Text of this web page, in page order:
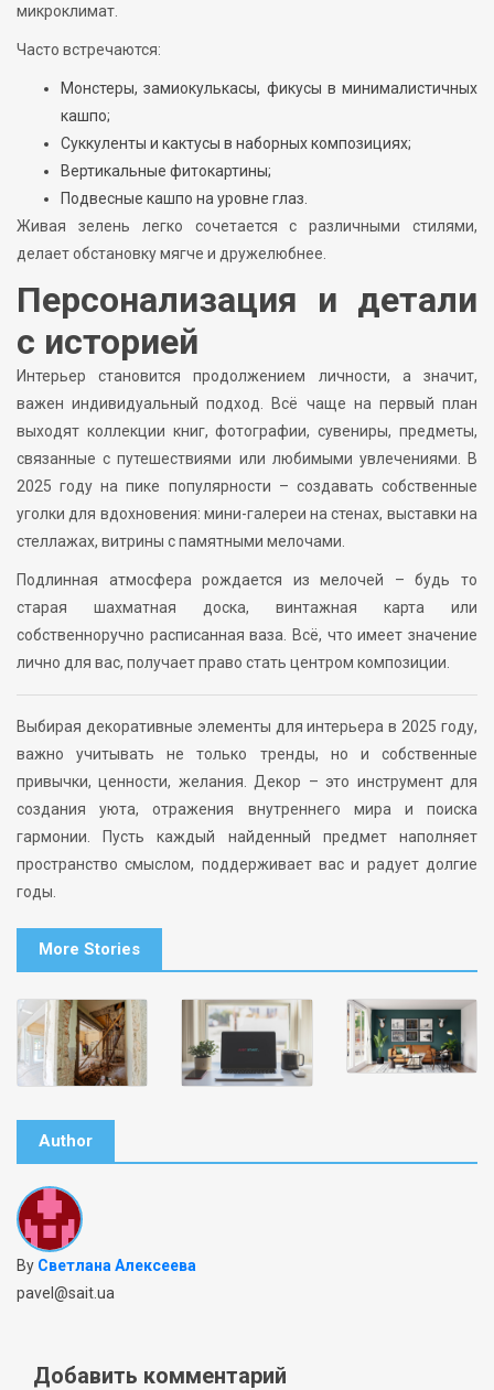
микроклимат.
Часто встречаются:
Монстеры, замиокулькасы, фикусы в минималистичных
кашпо;
Суккуленты и кактусы в наборных композициях;
Вертикальные фитокартины;
Подвесные кашпо на уровне глаз.
Живая зелень легко сочетается с различными стилями,
делает обстановку мягче и дружелюбнее.
Персонализация и детали
с историей
Интерьер становится продолжением личности, а значит,
важен индивидуальный подход. Всё чаще на первый план
выходят коллекции книг, фотографии, сувениры, предметы,
связанные с путешествиями или любимыми увлечениями. В
2025 году на пике популярности – создавать собственные
уголки для вдохновения: мини-галереи на стенах, выставки на
стеллажах, витрины с памятными мелочами.
Подлинная атмосфера рождается из мелочей – будь то
старая шахматная доска, винтажная карта или
собственноручно расписанная ваза. Всё, что имеет значение
лично для вас, получает право стать центром композиции.
Выбирая декоративные элементы для интерьера в 2025 году,
важно учитывать не только тренды, но и собственные
привычки, ценности, желания. Декор – это инструмент для
создания уюта, отражения внутреннего мира и поиска
гармонии. Пусть каждый найденный предмет наполняет
пространство смыслом, поддерживает вас и радует долгие
годы.
More Stories
Author
By Светлана Алексеева
pavel@sait.ua
Добавить комментарий